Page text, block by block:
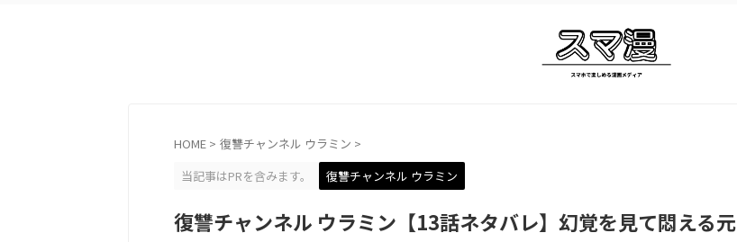
HOME > 復讐チャンネル ウラミン >
当記事はPRを含みます。
復讐チャンネル ウラミン
復讐チャンネル ウラミン【13話ネタバレ】幻覚を見て悶える元